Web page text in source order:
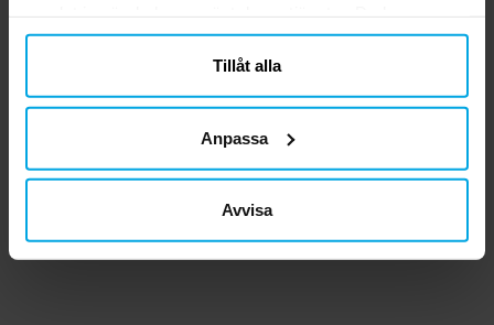
närsomhelst ändra ditt samtycke.
Tillåt alla
Anpassa
Avvisa